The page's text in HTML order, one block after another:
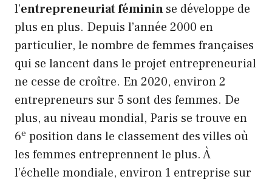
l’entrepreneuriat fémininse développe de
plus en plus. Depuis l’année 2000 en
particulier, le nombre de femmes françaises
qui se lancent dans le projet entrepreneurial
ne cesse de croître. En 2020, environ 2
entrepreneurs sur 5 sont des femmes. De
plus, au niveau mondial, Paris se trouve en
6e position dans le classement des villes où
les femmes entreprennent le plus. À
l’échelle mondiale, environ 1 entreprise sur